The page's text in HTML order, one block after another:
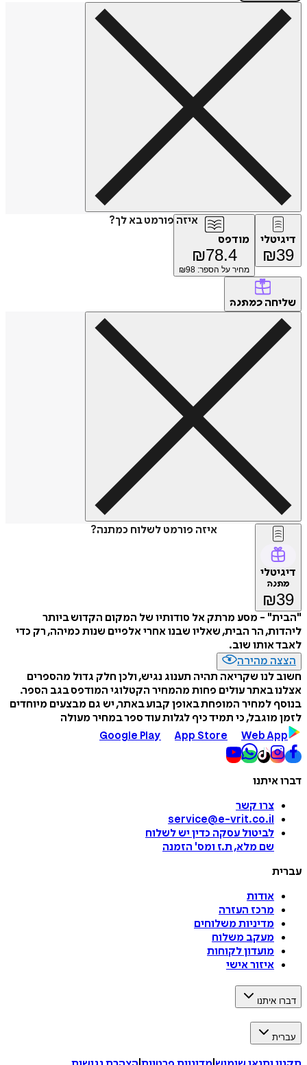
איזה פורמט בא לך?
דיגיטלי
₪39
מודפס
₪78.4
מחיר על הספר: ₪ 98
שליחה כמתנה
איזה פורמט לשלוח כמתנה?
דיגיטלי
מתנה
₪39
"הבית" - מסע מרתק אל סודותיו של המקום הקדוש ביותר
ליהדות, הר הבית, שאליו שבנו אחרי אלפיים שנות כמיהה, רק כדי
לאבד אותו שוב.
הצצה מהירה
חשוב לנו שקריאה תהיה תענוג נגיש, ולכן חלק גדול מהספרים
אצלנו באתר עולים פחות מהמחיר הקטלוגי המודפס בגב הספר.
בנוסף למחיר המופחת באופן קבוע באתר, יש גם מבצעים מיוחדים
לזמן מוגבל, כי תמיד כיף לגלות עוד ספר במחיר מעולה
Google Play
App Store Web App
דברו איתנו
צרו קשר
service@e-vrit.co.il
לביטול עסקה כדין יש לשלוח
שם מלא, ת.ז ומס' הזמנה
עברית
אודות
מרכז העזרה
מדיניות משלוחים
מעקב משלוח
מועדון לקוחות
איזור אישי
דברו איתנו
עברית